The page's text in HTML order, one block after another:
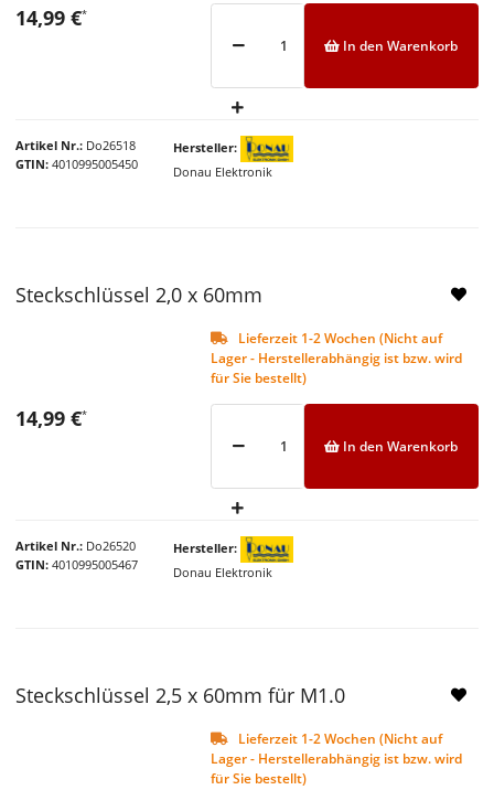
Artikel Nr. Do26518
GTIN 4010995005450
Hersteller
Donau Elektronik
14,99 €*
In den Warenkorb
Steckschlüssel 2,0 x 60mm
Lieferzeit 1-2 Wochen (Nicht auf
Lager - Herstellerabhängig ist bzw. wird
für Sie bestellt)
Artikel Nr. Do26520
GTIN 4010995005467
Hersteller
Donau Elektronik
14,99 €*
In den Warenkorb
Steckschlüssel 2,5 x 60mm für M1.0
Lieferzeit 1-2 Wochen (Nicht auf
Lager - Herstellerabhängig ist bzw. wird
für Sie bestellt)